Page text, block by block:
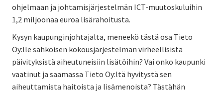
ohjelmaan ja johtamisjärjestelmän ICT-muutoskuluihin
1,2 miljoonaa euroa lisärahoitusta.
Kysyn kaupunginjohtajalta, meneekö tästä osa Tieto
Oy:lle sähköisen kokousjärjestelmän virheellisistä
päivityksistä aiheutuneisiin lisätöihin? Vai onko kaupunki
vaatinut ja saamassa Tieto Oy:ltä hyvitystä sen
aiheuttamista haitoista ja lisämenoista? Tästähän